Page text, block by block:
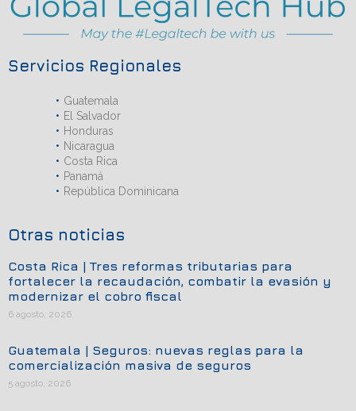
Servicios Regionales
Guatemala
El Salvador
Honduras
Nicaragua
Costa Rica
Panamá
República Dominicana
Otras noticias
Costa Rica | Tres reformas tributarias para
fortalecer la recaudación, combatir la evasión y
modernizar el cobro fiscal
6 agosto, 2026
Guatemala | Seguros: nuevas reglas para la
comercialización masiva de seguros
5 agosto, 2026